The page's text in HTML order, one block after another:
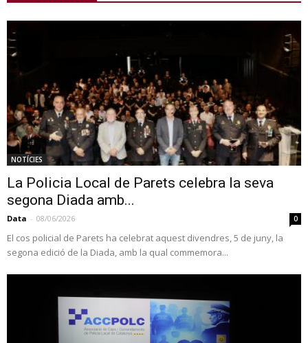
NOTÍCIES
La Policia Local de Parets celebra la seva
segona Diada amb...
Data - 08/06/2026 0
El cos policial de Parets ha celebrat aquest divendres, 5 de juny, la
segona edició de la Diada, amb la qual commemora...